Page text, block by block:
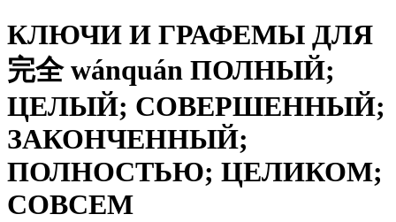
КЛЮЧИ И ГРАФЕМЫ ДЛЯ
完全 wánquán ПОЛНЫЙ;
ЦЕЛЫЙ; СОВЕРШЕННЫЙ;
ЗАКОНЧЕННЫЙ;
ПОЛНОСТЬЮ; ЦЕЛИКОМ;
СОВСЕМ